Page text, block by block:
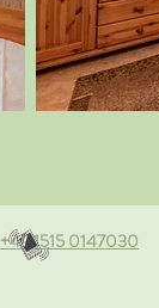
+49 1515 0147030